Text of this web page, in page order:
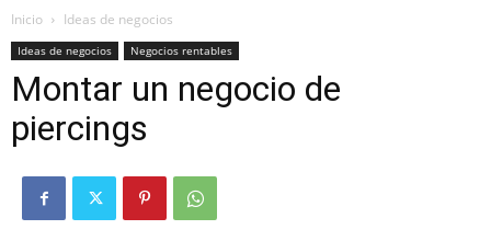
Inicio Ideas de negocios
Ideas de negocios Negocios rentables
Montar un negocio de
piercings